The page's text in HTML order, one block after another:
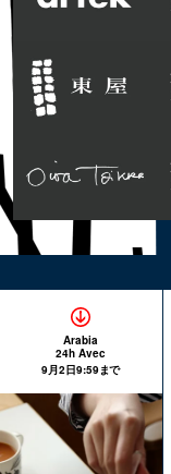
Arabia
24h Avec
9月2日9:59まで